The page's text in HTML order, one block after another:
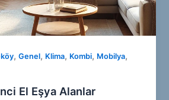
,Genel, Klima, Kombi, Mobilya,
El Eşya Alanlar